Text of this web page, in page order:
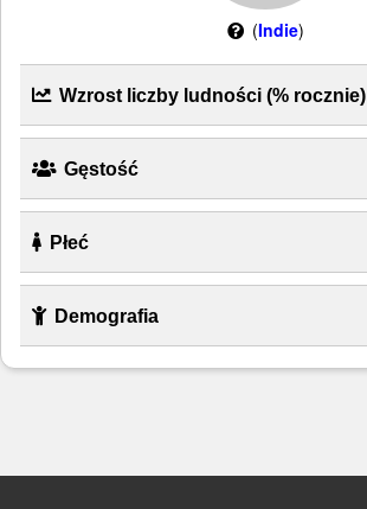
(Indie)
Wzrost liczby ludności (% rocznie)
Gęstość
Płeć
Demografia